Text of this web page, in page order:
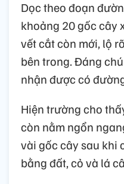
Dọc theo đoạn
khoảng 20 gốc cây
vết cắt còn mới, lộ
bên trong. Đáng
nhận được có
Hiện trường cho
còn nằm ngổn
vài gốc cây sau khi
bằng đất, cỏ và lá